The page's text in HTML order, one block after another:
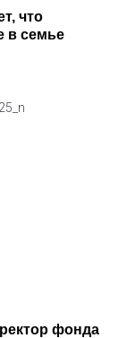
что
в семье
фонда